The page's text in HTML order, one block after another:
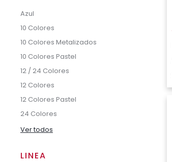
Azul
10 Colores
10 Colores Metalizados
10 Colores Pastel
12 / 24 Colores
12 Colores
12 Colores Pastel
24 Colores
Ver todos
LINEA